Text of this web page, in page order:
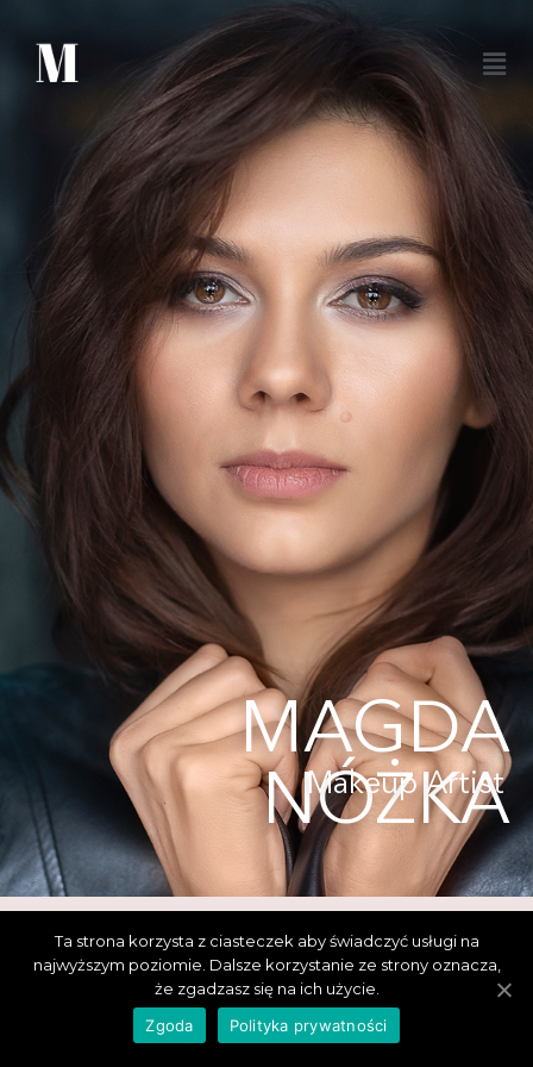
MAGDA
NÓŻKA
Makeup Artist
Ta strona korzysta z ciasteczek aby świadczyć usługi na
najwyższym poziomie. Dalsze korzystanie ze strony oznacza,
że zgadzasz się na ich użycie.
Zgoda
Polityka prywatności